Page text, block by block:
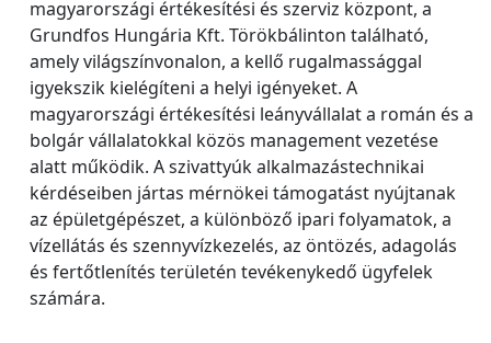
magyarországi értékesítési és szerviz központ, a
Grundfos Hungária Kft. Törökbálinton található,
amely világszínvonalon, a kellő rugalmassággal
igyekszik kielégíteni a helyi igényeket. A
magyarországi értékesítési leányvállalat a román és a
bolgár vállalatokkal közös management vezetése
alatt működik. A szivattyúk alkalmazástechnikai
kérdéseiben jártas mérnökei támogatást nyújtanak
az épületgépészet, a különböző ipari folyamatok, a
vízellátás és szennyvízkezelés, az öntözés, adagolás
és fertőtlenítés területén tevékenykedő ügyfelek
számára.